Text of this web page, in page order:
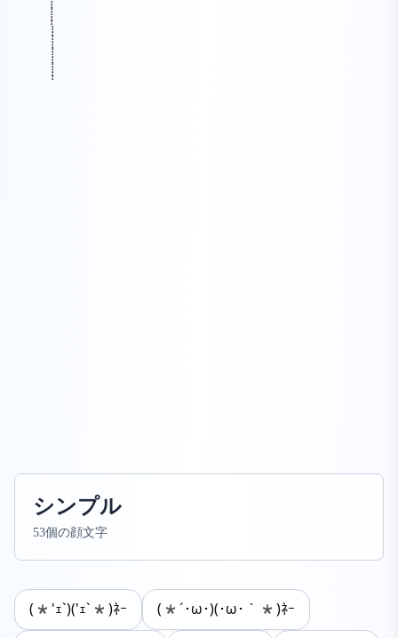
シンプル
53個の顔文字
(*'ｪ`)('ｪ`*)ﾈｰ (*´･ω･)(･ω･｀*)ﾈｰ